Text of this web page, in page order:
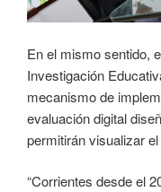
En el mismo sentido,
Investigación
mecanismo de
evaluación digital
permitirán visualizar
“Corrientes desde el